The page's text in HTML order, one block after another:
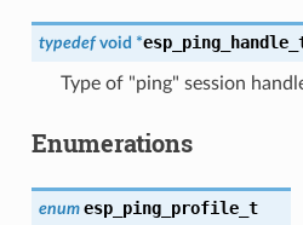
typedef void *
Type of "ping" session
Enumerations
enum esp_ping_profile_t